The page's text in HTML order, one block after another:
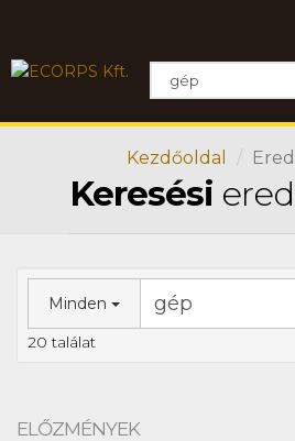
Kezdőoldal
Keresési
Minden
20 találat
ELŐZMÉNYEK